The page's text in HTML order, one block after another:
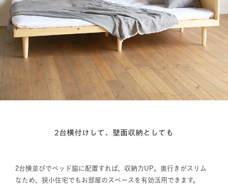
2台横付けして、壁面収納としても
2台横並びでベッド脇に配置すれば、収納力UP。奥行きがスリム
なため、狭小住宅でもお部屋のスペースを有効活用できます。